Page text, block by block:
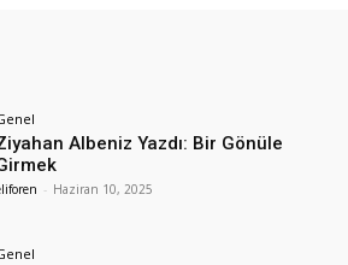
Albeniz Yazdı: Bir Gönüle
- Haziran 10, 2025